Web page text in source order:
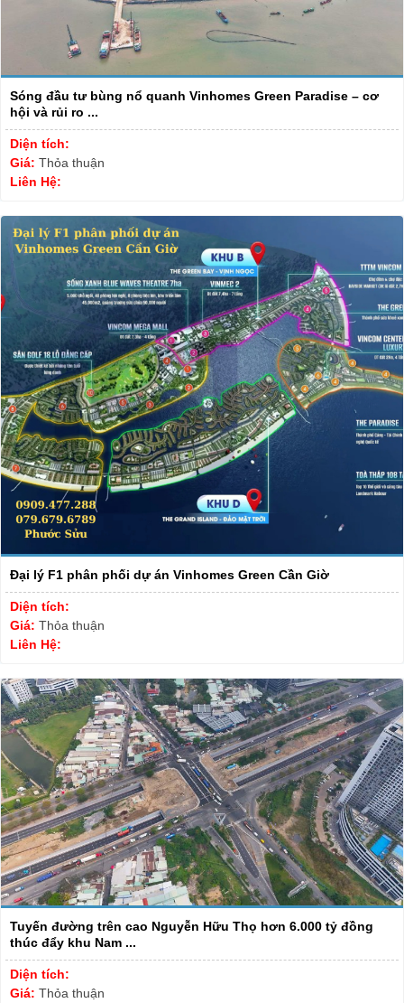
Sóng đầu tư bùng nổ quanh Vinhomes Green Paradise – cơ
hội và rủi ro ...
Diện tích:
Giá: Thỏa thuận
Liên Hệ:
Đại lý F1 phân phối dự án Vinhomes Green Cần Giờ
Diện tích:
Giá: Thỏa thuận
Liên Hệ:
Tuyến đường trên cao Nguyễn Hữu Thọ hơn 6.000 tỷ đồng
thúc đẩy khu Nam ...
Diện tích:
Giá: Thỏa thuận